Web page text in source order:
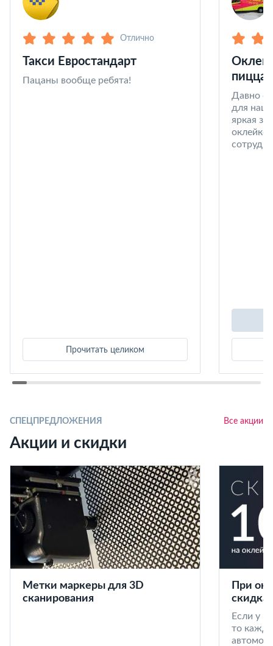
Отлично
Такси Евростандарт
Пацаны вообще ребята!
Прочитать целиком
пицца
Давно
для
яркая
оклейке
СПЕЦПРЕДЛОЖЕНИЯ Все акции
Акции и скидки
Метки маркеры для 3D
сканирования
При
скидка
Если у
то